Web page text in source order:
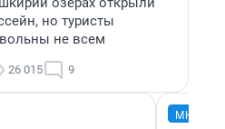
но туристы
не всем
26 015 9